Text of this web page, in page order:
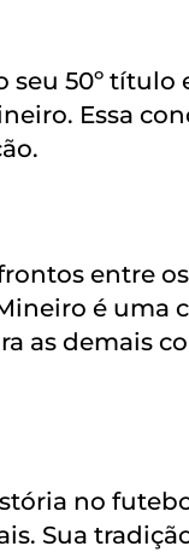
50º título
Essa
entre
é uma
as demais
no
Sua